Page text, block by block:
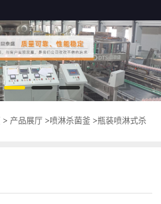
> 产品展厅 >喷淋杀菌釜 >瓶装喷淋式杀